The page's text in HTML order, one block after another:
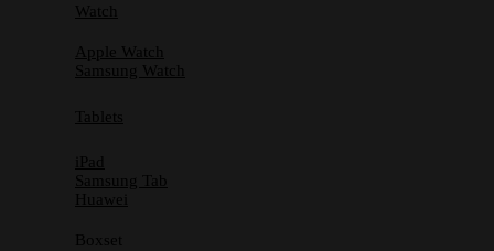
Watch
Apple Watch
Samsung Watch
Tablets
iPad
Samsung Tab
Huawei
Boxset